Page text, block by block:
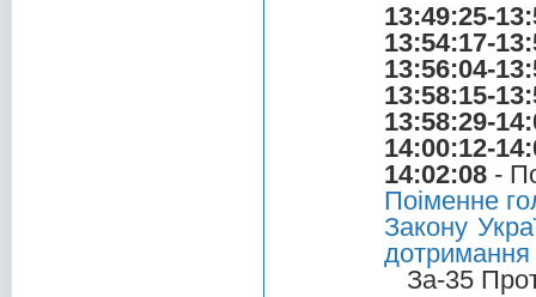
13:49:25-
13:54:17-
13:56:04-
13:58:15-
13:58:29-
14:00:12-
14:02:08 -
Поіменне
Закону
За-35